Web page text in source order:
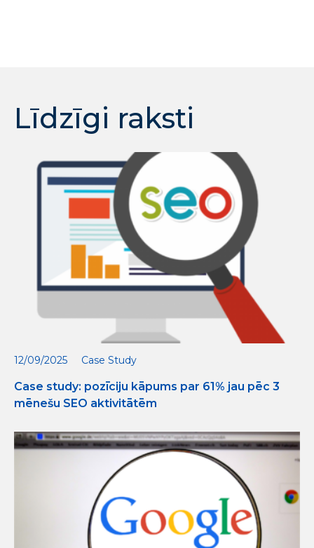
Līdzīgi raksti
12/09/2025 Case Study
Case study: pozīciju kāpums par 61% jau pēc 3
mēnešu SEO aktivitātēm